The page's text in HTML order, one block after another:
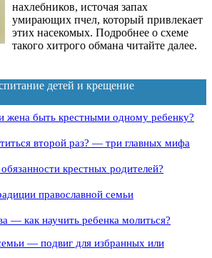
нахлебников, источая запах
умирающих пчел, который привлекает
этих насекомых. Подробнее о схеме
такого хитрого обмана читайте далее.
детей и крещение
жена быть крестными одному ребенку?
второй раз? — три главных мифа
крестных родителей?
православной семьи
— как научить ребенка молиться?
— подвиг для избранных или